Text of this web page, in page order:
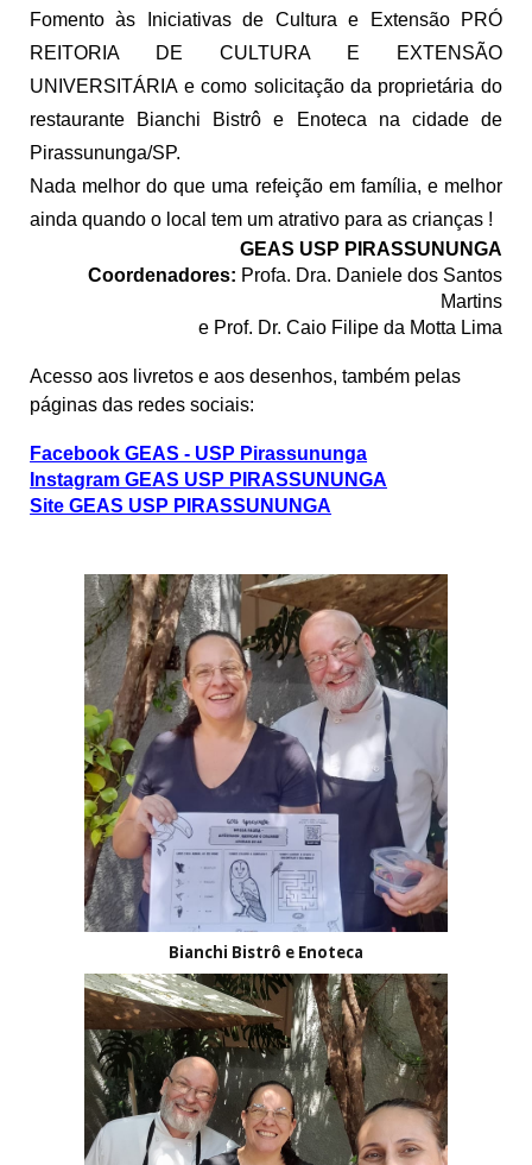
Fomento às Iniciativas de Cultura e Extensão PRÓ
REITORIA DE CULTURA E EXTENSÃO
UNIVERSITÁRIA e como solicitação da proprietária do
restaurante Bianchi Bistrô e Enoteca na cidade de
Pirassununga/SP.
Nada melhor do que uma refeição em família, e melhor
ainda quando o local tem um atrativo para as crianças !
GEAS USP PIRASSUNUNGA
Coordenadores: Profa. Dra. Daniele dos Santos
Martins
e Prof. Dr. Caio Filipe da Motta Lima
Acesso aos livretos e aos desenhos, também pelas
páginas das redes sociais:
Facebook GEAS - USP Pirassununga
Instagram GEAS USP PIRASSUNUNGA
Site GEAS USP PIRASSUNUNGA
Bianchi Bistrô e Enoteca